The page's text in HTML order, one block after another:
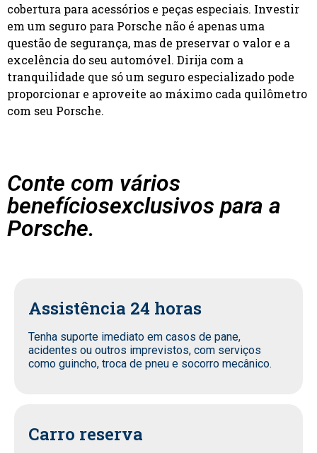
cobertura para acessórios e peças especiais. Investir
em um seguro para Porsche não é apenas uma
questão de segurança, mas de preservar o valor e a
excelência do seu automóvel. Dirija com a
tranquilidade que só um seguro especializado pode
proporcionar e aproveite ao máximo cada quilômetro
com seu Porsche.
Conte com vários
benefíciosexclusivos para a
Porsche.
Assistência 24 horas
Tenha suporte imediato em casos de pane,
acidentes ou outros imprevistos, com serviços
como guincho, troca de pneu e socorro mecânico.
Carro reserva